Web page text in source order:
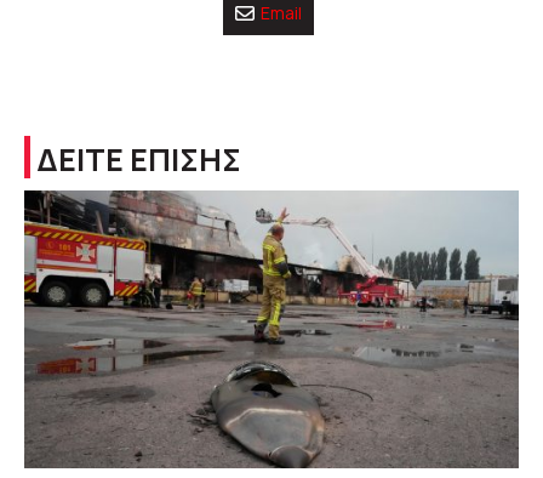
Email
ΔΕΙΤΕ ΕΠΙΣΗΣ